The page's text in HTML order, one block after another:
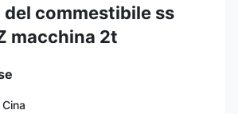
del commestibile ss
macchina 2t
Cina